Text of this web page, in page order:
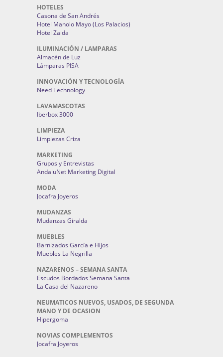
HOTELES
Casona de San Andrés
Hotel Manolo Mayo (Los Palacios)
Hotel Zaida
ILUMINACIÓN / LAMPARAS
Almacén de Luz
Lámparas PISA
INNOVACIÓN Y TECNOLOGÍA
Need Technology
LAVAMASCOTAS
Iberbox 3000
LIMPIEZA
Limpiezas Criza
MARKETING
Grupos y Entrevistas
AndaluNet Marketing Digital
MODA
Jocafra Joyeros
MUDANZAS
Mudanzas Giralda
MUEBLES
Barnizados García e Hijos
Muebles La Negrilla
NAZARENOS – SEMANA SANTA
Escudos Bordados Semana Santa
La Casa del Nazareno
NEUMATICOS NUEVOS, USADOS, DE SEGUNDA
MANO Y DE OCASION
Hipergoma
NOVIAS COMPLEMENTOS
Jocafra Joyeros